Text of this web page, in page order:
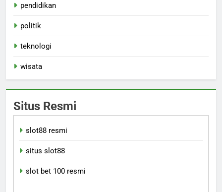
pendidikan
politik
teknologi
wisata
Situs Resmi
slot88 resmi
situs slot88
slot bet 100 resmi